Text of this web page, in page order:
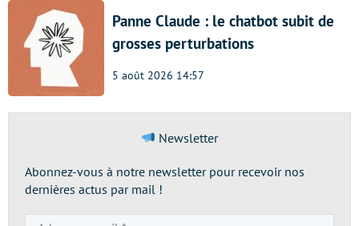
Panne Claude : le chatbot subit de
grosses perturbations
5 août 2026 14:57
Newsletter
Abonnez-vous à notre newsletter pour recevoir nos
dernières actus par mail !